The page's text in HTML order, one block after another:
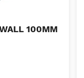
100MM